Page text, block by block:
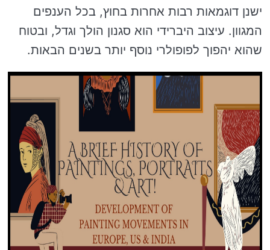
ישנן דוגמאות רבות אחרות בחוץ, בכל הענפים
המגוון. עיצוב היברידי הוא סגנון הולך וגדל, ובטוח
שהוא יהפוך לפופולרי נוסף יותר בשנים הבאות.